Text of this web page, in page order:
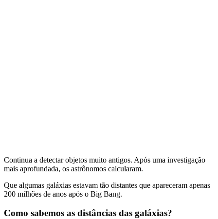
Continua a detectar objetos muito antigos. Após uma investigação
mais aprofundada, os astrônomos calcularam.
Que algumas galáxias estavam tão distantes que apareceram apenas
200 milhões de anos após o Big Bang.
Como sabemos as distâncias das galáxias?